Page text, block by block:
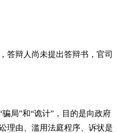
答辩人尚未提出答辩书，官司
局”和“诡计”，目的是向政府
理由、滥用法庭程序、诉状是